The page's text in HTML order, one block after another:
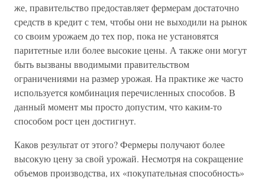
же, правительство предоставляет фермерам достаточно
средств в кредит с тем, чтобы они не выходили на рынок
со своим урожаем до тех пор, пока не установятся
паритетные или более высокие цены. А также они могут
быть вызваны вводимыми правительством
ограничениями на размер урожая. На практике же часто
используется комбинация перечисленных способов. В
данный момент мы просто допустим, что каким-то
способом рост цен достигнут.
Каков результат от этого? Фермеры получают более
высокую цену за свой урожай. Несмотря на сокращение
объемов производства, их «покупательная способность»